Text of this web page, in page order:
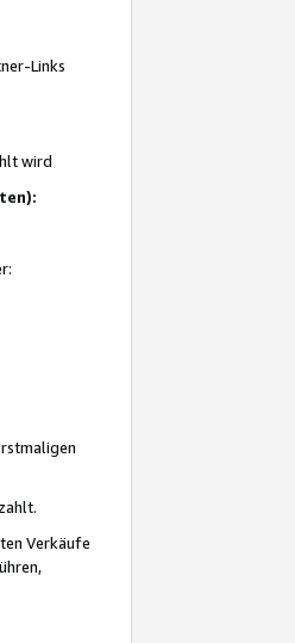
Links
wird
Verkäufe